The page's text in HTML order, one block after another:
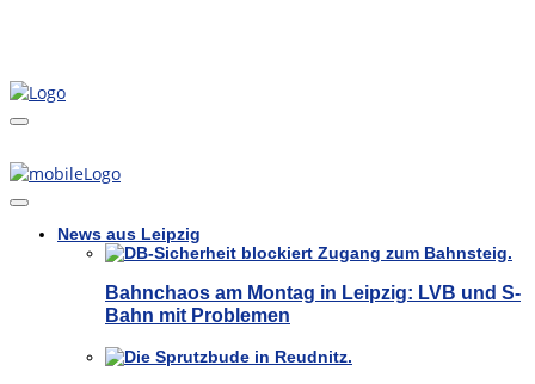
News aus Leipzig
Bahnchaos am Montag in Leipzig: LVB und S-
Bahn mit Problemen